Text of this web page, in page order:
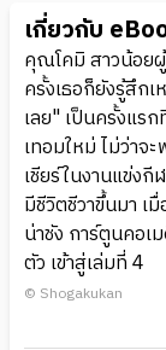
เกี่ยวกับ
คุณโคมิ สาวน้อย
ครั้งเธอก็ยังรู้สึก
เลย" เป็นครั้งแร
เทอมใหม่ ไม่ว่าจ
เชียร์ในงานแข่ง
มีชีวิตชีวาขึ้นมา เ
น่าชัง การ์ตูนคอเ
ตัว เข้าสู่เล่มที่ 4
© Shogakukan